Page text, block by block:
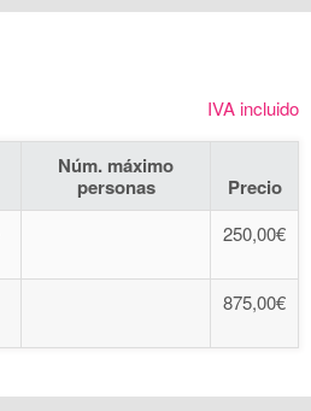
IVA incluido
Núm. máximo
personas
Precio
250,00€
875,00€